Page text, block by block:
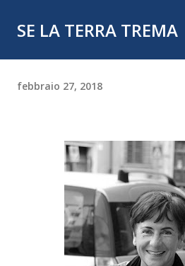
SE LA TERRA TREMA
febbraio 27, 2018